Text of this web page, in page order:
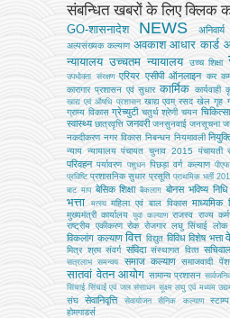
संबन्धित खबरों के लिए क्लिक
GO-शासनादेश NEWS अनिवार्य
अल्‍पसंख्‍यक कल्‍याण अवकाश आधार कार्ड
न्यायालय उच्चतम न्यायालय उच्‍च शिक्षा
उपभोक्‍ता संरक्षण एरियर एसीपी ऑनलाइन कर
कारागार प्रशासन एवं सुधार कार्मिक कार्यवाही
खाद्य एवं औषधि प्रशासन खाद्य एवम् रसद खेल गृह
ग्राम्य विकास ग्रेच्युटी चतुर्थ श्रेणी चयन चिकित्सा
स्वास्थ्य छात्रवृत्ति जनवरी जनसुनवाई जनसूचना
नकदीकरण नगर विकास निबन्‍धन नियमावली
न्याय न्यायालय पंचायत चुनाव 2015 पंचायती
परिवहन पर्यावरण पशुधन पिछड़ा वर्ग कल्‍याण पीएफ
प्रविष्टि प्रशासनिक सुधार प्रसूति प्राथमिक भर्ती
बाट माप बेसिक शिक्षा बैकलाग बोनस भविष्य निधि
भत्ता
मत्‍स्‍य महिला एवं बाल विकास माध्यमिक
मुख्‍यमंत्री कार्यालय युवा कल्याण राजस्व राज्य
राष्ट्रीय एकीकरण रोक रोजगार लघु सिंचाई लोक
विकलांग कल्याण वित्त विद्युत विविध विशेष भत्ता
मित्र श्रम संवर्ग संविदा संस्‍थागत वित्‍त
सत्रलाभ
समन्वय समाज कल्याण समाजवादी
सातवां वेतन आयोग सामान्य प्रशासन
सिंचाई सिंचाई एवं जल संसाधन सूक्ष्म लघु एवं मध्यम
संघ
सेवानिवृत्ति सेवायोजन सैनिक कल्‍याण
होमगाडर्स